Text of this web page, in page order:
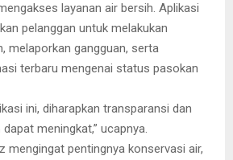
layanan air bersih. Aplikasi
pelanggan untuk melakukan
melaporkan gangguan, serta
terbaru mengenai status pasokan
ini, diharapkan transparansi dan
meningkat,” ucapnya.
mengingat pentingnya konservasi air,